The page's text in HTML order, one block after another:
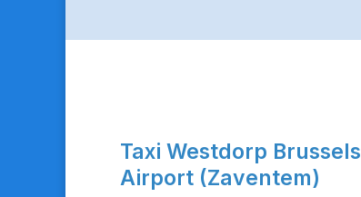
Taxi Westdorp Brussels
Airport (Zaventem)